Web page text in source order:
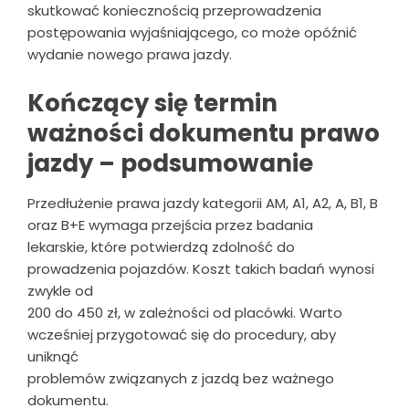
skutkować koniecznością przeprowadzenia
postępowania wyjaśniającego, co może opóźnić
wydanie nowego prawa jazdy.
Kończący się termin
ważności dokumentu prawo
jazdy – podsumowanie
Przedłużenie prawa jazdy kategorii AM, A1, A2, A, B1, B
oraz B+E wymaga przejścia przez badania
lekarskie, które potwierdzą zdolność do
prowadzenia pojazdów. Koszt takich badań wynosi
zwykle od
200 do 450 zł, w zależności od placówki. Warto
wcześniej przygotować się do procedury, aby
uniknąć
problemów związanych z jazdą bez ważnego
dokumentu.